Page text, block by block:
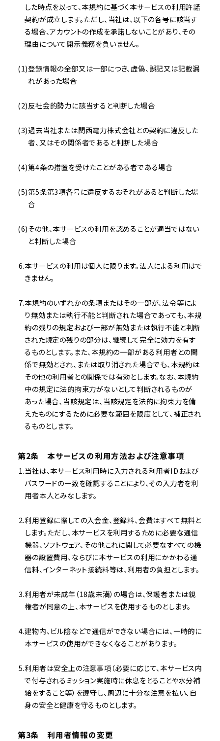
した時点を以って、本規約に基づく本サービスの利用許諾
契約が成立します。ただし、当社は、以下の各号に該当す
る場合、アカウントの作成を承諾しないことがあり、その
理由について開示義務を負いません。
登録情報の全部又は一部につき、虚偽、誤記又は記載漏
れがあった場合
反社会的勢力に該当すると判断した場合
過去当社または関西電力株式会社との契約に違反した
者、又はその関係者であると判断した場合
第4条の措置を受けたことがある者である場合
第5条第3項各号に違反するおそれがあると判断した場
合
その他、本サービスの利用を認めることが適当ではない
と判断した場合
本サービスの利用は個人に限ります。法人による利用はで
きません。
本規約のいずれかの条項またはその一部が、法令等によ
り無効または執行不能と判断された場合であっても、本規
約の残りの規定および一部が無効または執行不能と判断
された規定の残りの部分は、継続して完全に効力を有す
るものとします。また、本規約の一部がある利用者との関
係で無効とされ、または取り消された場合でも、本規約は
その他の利用者との関係では有効とします。なお、本規約
中の規定に法的拘束力がないとして判断されるものが
あった場合、当該規定は、当該規定を法的に拘束力を備
えたものにするために必要な範囲を限度として、補正され
るものとします。
第2条 本サービスの利用方法および注意事項
当社は、本サービス利用時に入力される利用者IDおよび
パスワードの一致を確認することにより、その入力者を利
用者本人とみなします。
利用登録に際しての入会金、登録料、会費はすべて無料と
します。ただし、本サービスを利用するために必要な通信
機器、ソフトウェア、その他これに関して必要なすべての機
器の設置費用、ならびに本サービスの利用にかかわる通
信料、インターネット接続料等は、利用者の負担とします。
利用者が未成年（18歳未満）の場合は、保護者または親
権者が同意の上、本サービスを使用するものとします。
建物内、ビル陰などで通信ができない場合には、一時的に
本サービスの使用ができなくなることがあります。
利用者は安全上の注意事項（必要に応じて、本サービス内
で付与されるミッション実施時に休息をとることや水分補
給をすること等）を遵守し、周辺に十分な注意を払い、自
身の安全と健康を守るものとします。
第3条 利用者情報の変更